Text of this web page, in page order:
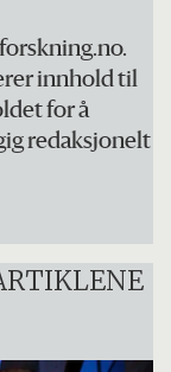
innhold til
for å
redaksjonelt